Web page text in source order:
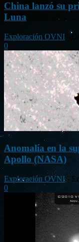
China lanzó su
Luna
Exploración OVNI
0
Anomalía en la
Apollo (NASA)
Exploración OVNI -
0